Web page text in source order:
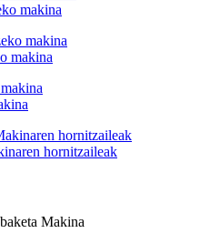
makina
makina
hornitzaileak